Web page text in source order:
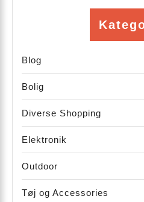
Blog
Bolig
Diverse Shopping
Elektronik
Outdoor
Tøj og Accessories